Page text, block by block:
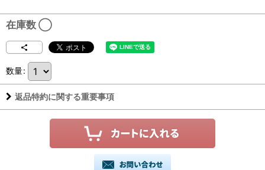
在庫数 ◯
数量:
返品特約に関する重要事項